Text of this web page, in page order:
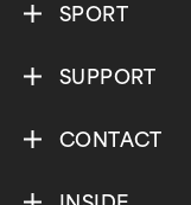
SPORT
SUPPORT
CONTACT